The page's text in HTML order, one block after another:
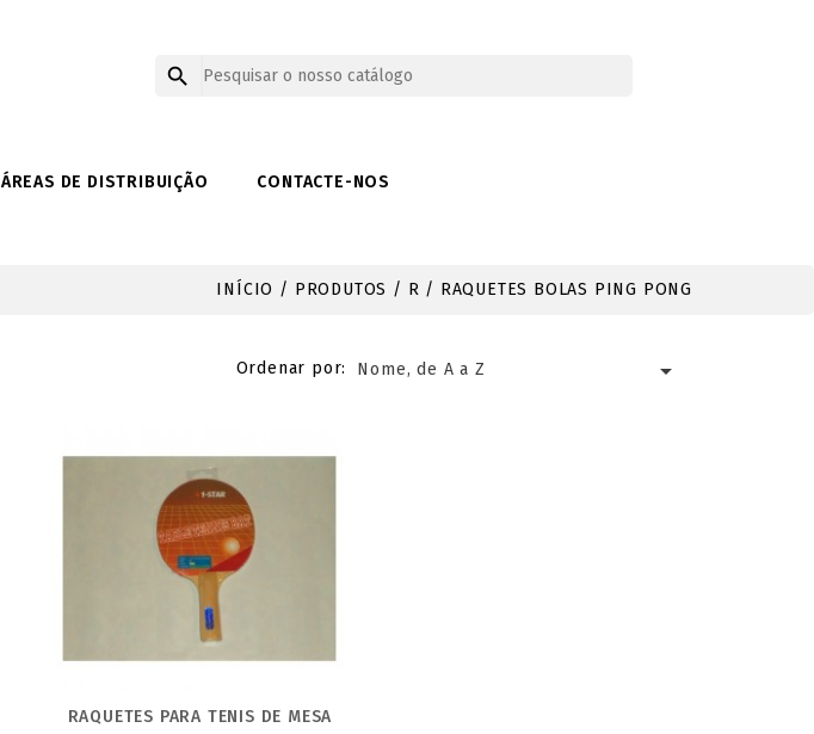

ÁREAS DE DISTRIBUIÇÃO CONTACTE-NOS
INÍCIO PRODUTOS R RAQUETES BOLAS PING PONG
Ordenar por: Nome, de A a Z 
RAQUETES PARA TENIS DE MESA